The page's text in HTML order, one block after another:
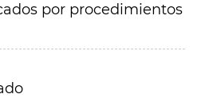
por procedimientos